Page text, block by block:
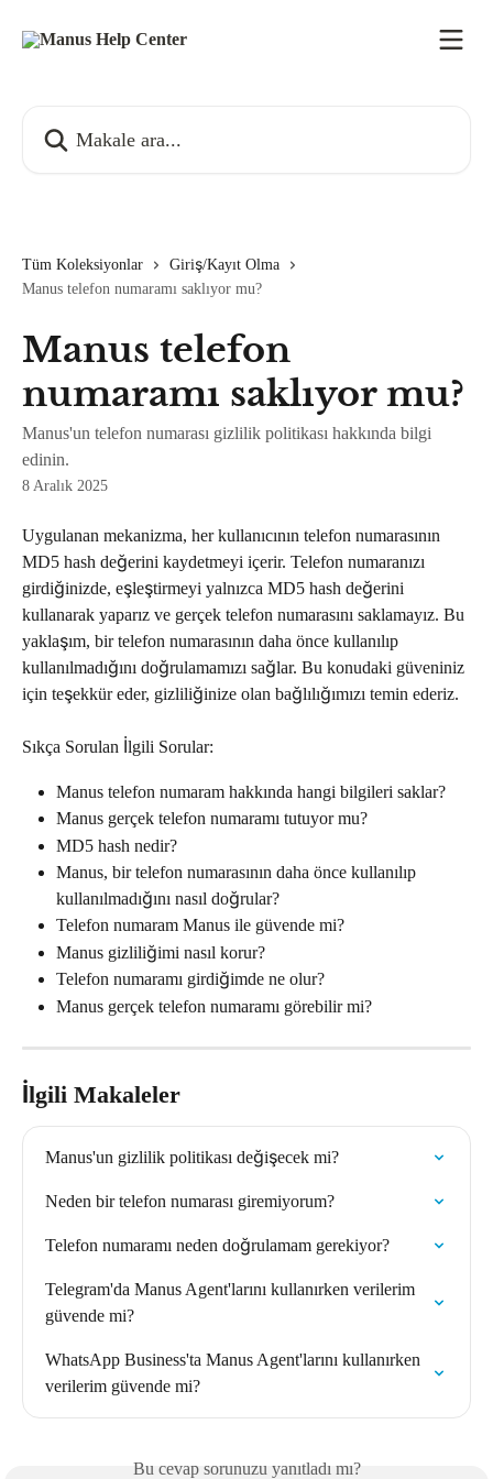
Tüm Koleksiyonlar
Giriş/Kayıt Olma
Manus telefon numaramı saklıyor mu?
Manus telefon
numaramı saklıyor mu?
Manus'un telefon numarası gizlilik politikası hakkında bilgi
edinin.
8 Aralık 2025
Uygulanan mekanizma, her kullanıcının telefon numarasının
MD5 hash değerini kaydetmeyi içerir. Telefon numaranızı
girdiğinizde, eşleştirmeyi yalnızca MD5 hash değerini
kullanarak yaparız ve gerçek telefon numarasını saklamayız. Bu
yaklaşım, bir telefon numarasının daha önce kullanılıp
kullanılmadığını doğrulamamızı sağlar. Bu konudaki güveniniz
için teşekkür eder, gizliliğinize olan bağlılığımızı temin ederiz.
Sıkça Sorulan İlgili Sorular:
Manus telefon numaram hakkında hangi bilgileri saklar?
Manus gerçek telefon numaramı tutuyor mu?
MD5 hash nedir?
Manus, bir telefon numarasının daha önce kullanılıp
kullanılmadığını nasıl doğrular?
Telefon numaram Manus ile güvende mi?
Manus gizliliğimi nasıl korur?
Telefon numaramı girdiğimde ne olur?
Manus gerçek telefon numaramı görebilir mi?
İlgili Makaleler
Manus'un gizlilik politikası değişecek mi?
Neden bir telefon numarası giremiyorum?
Telefon numaramı neden doğrulamam gerekiyor?
Telegram'da Manus Agent'larını kullanırken verilerim
güvende mi?
WhatsApp Business'ta Manus Agent'larını kullanırken
verilerim güvende mi?
Bu cevap sorunuzu yanıtladı mı?